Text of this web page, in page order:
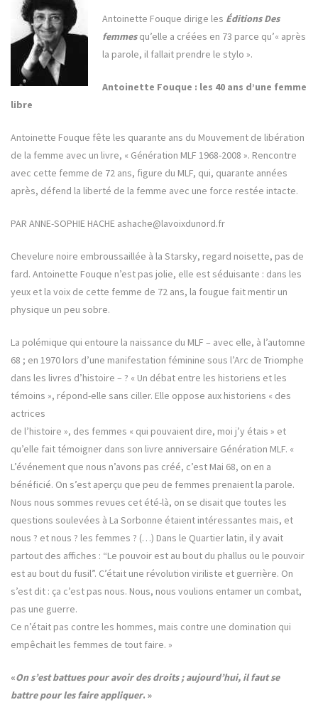
Antoinette Fouque dirige les Éditions Des
femmesqu’elle a créées en 73 parce qu’« après
la parole, il fallait prendre le stylo ».
Antoinette Fouque : les 40 ans d’une femme
libre
Antoinette Fouque fête les quarante ans du Mouvement de libération
de la femme avec un livre, « Génération MLF 1968-2008 ». Rencontre
avec cette femme de 72 ans, figure du MLF, qui, quarante années
après, défend la liberté de la femme avec une force restée intacte.
PAR ANNE-SOPHIE HACHE ashache@lavoixdunord.fr
Chevelure noire embroussaillée à la Starsky, regard noisette, pas de
fard. Antoinette Fouque n’est pas jolie, elle est séduisante : dans les
yeux et la voix de cette femme de 72 ans, la fougue fait mentir un
physique un peu sobre.
La polémique qui entoure la naissance du MLF – avec elle, à l’automne
68 ; en 1970 lors d’une manifestation féminine sous l’Arc de Triomphe
dans les livres d’histoire – ? « Un débat entre les historiens et les
témoins », répond-elle sans ciller. Elle oppose aux historiens « des
actrices
de l’histoire », des femmes « qui pouvaient dire, moi j’y étais » et
qu’elle fait témoigner dans son livre anniversaire Génération MLF. «
L’événement que nous n’avons pas créé, c’est Mai 68, on en a
bénéficié. On s’est aperçu que peu de femmes prenaient la parole.
Nous nous sommes revues cet été-là, on se disait que toutes les
questions soulevées à La Sorbonne étaient intéressantes mais, et
nous ? et nous ? les femmes ? (…) Dans le Quartier latin, il y avait
partout des affiches : “Le pouvoir est au bout du phallus ou le pouvoir
est au bout du fusil”. C’était une révolution viriliste et guerrière. On
s’est dit : ça c’est pas nous. Nous, nous voulions entamer un combat,
pas une guerre.
Ce n’était pas contre les hommes, mais contre une domination qui
empêchait les femmes de tout faire. »
«On s’est battues pour avoir des droits ; aujourd’hui, il faut se
battre pour les faire appliquer. »